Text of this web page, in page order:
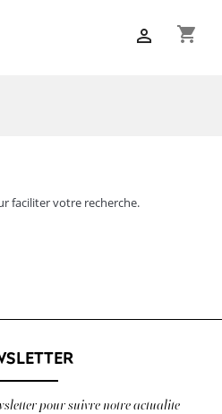
shopping_cart

faciliter votre recherche.
pour suivre notre actualite